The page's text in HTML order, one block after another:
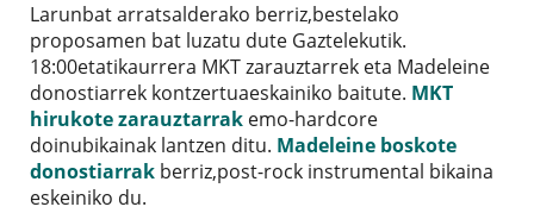
Larunbat arratsalderako berriz,bestelako
proposamen bat luzatu dute Gaztelekutik.
18:00etatikaurrera MKT zarauztarrek eta Madeleine
donostiarrek kontzertuaeskainiko baitute. MKT
hirukote zarauztarrakemo-hardcore
doinubikainak lantzen ditu. Madeleine boskote
donostiarrakberriz,post-rock instrumental bikaina
eskeiniko du.